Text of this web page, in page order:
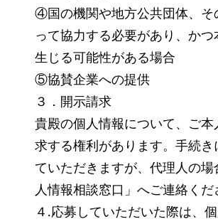
④国の機関や地方公共団体、そ
って協力する必要があり、か
生じる可能性がある場合
​⑤協賛企業への提供
３．開示請求
貴殿の個人情報について、ご
求する権利があります。手続
ていただきますが、代理人の
人情報相談窓口」へご連絡くだ
４.応募していただいた際は、